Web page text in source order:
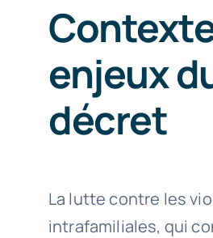
enjeux
décret
La lutte contre les
intrafamiliales, qui